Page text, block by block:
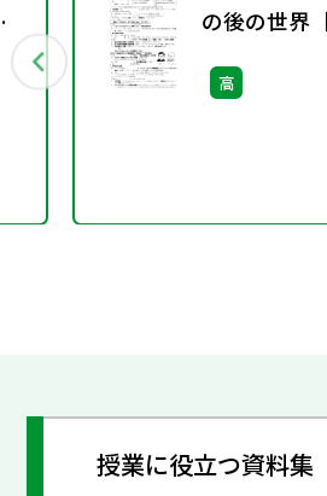
の後の世界
ト］
高
授業に役立つ資料集